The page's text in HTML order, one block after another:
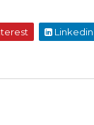
Linkedin